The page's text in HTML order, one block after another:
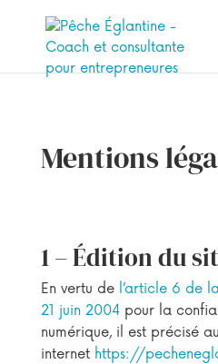
Mentions
1 – Édition du
En vertu de l’article 6 de
21 juin 2004pour la
numérique, il est précisé
internet https://